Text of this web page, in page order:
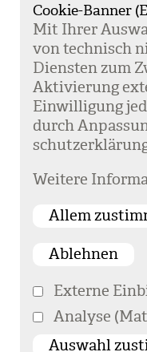
Cookie-Banner
Mit Ihrer
von tech­nisch
Diens­ten zum
Akti­vie­rung
Ein­wil­li­gung
durch
Weitere
Externe
Analyse